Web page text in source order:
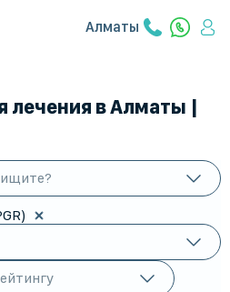
Алматы
лечения в Алматы |
ищите?